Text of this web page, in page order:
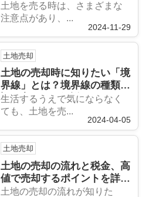
土地を売る時は、さまざまな
注意点があり、...
2024-11-29
土地売却
土地の売却時に知りたい「境
界線」とは？境界線の種類や
調べ方などを解説‼
生活するうえで気にならなく
ても、土地を売...
2024-04-05
土地売却
土地の売却の流れと税金、高
値で売却するポイントを詳し
く解説‼
土地の売却の流れが知りた